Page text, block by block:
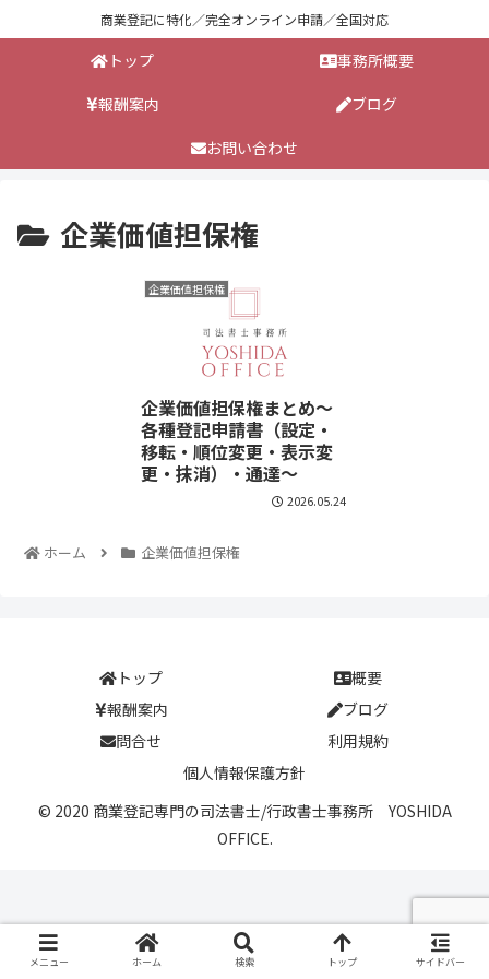
商業登記に特化／完全オンライン申請／全国対応
トップ
事務所概要
報酬案内
ブログ
お問い合わせ
企業価値担保権
企業価値担保権
企業価値担保権まとめ～
各種登記申請書（設定・
移転・順位変更・表示変
更・抹消）・通達～
2026.05.24
ホーム 企業価値担保権
トップ
概要
報酬案内
ブログ
問合せ
利用規約
個人情報保護方針
© 2020 商業登記専門の司法書士/行政書士事務所 YOSHIDA
OFFICE.
メニュー ホーム 検索 トップ サイドバー